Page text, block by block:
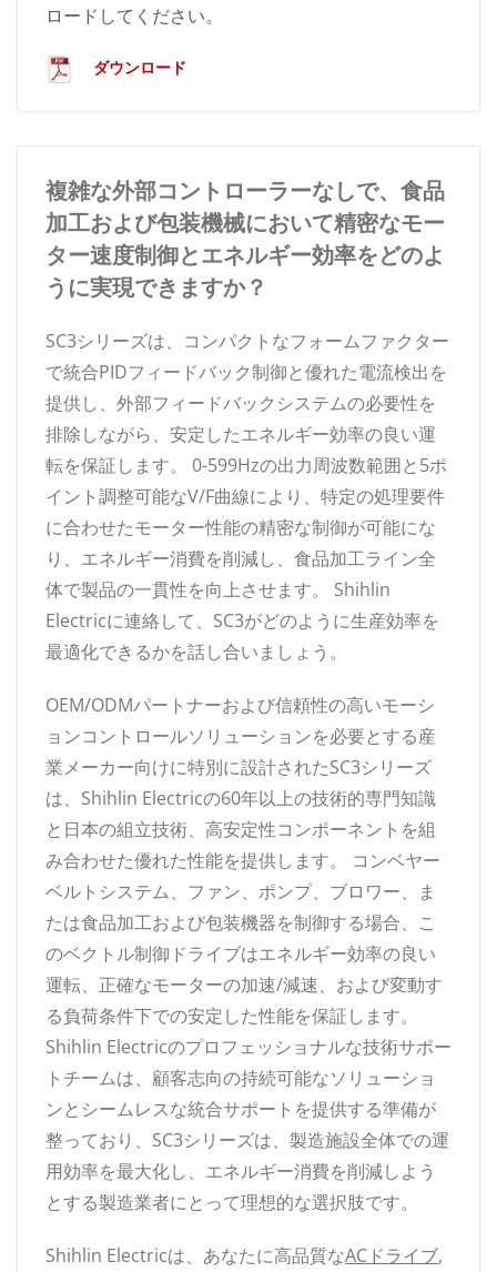
ロードしてください。
ダウンロード
複雑な外部コントローラーなしで、食品
加工および包装機械において精密なモー
ター速度制御とエネルギー効率をどのよ
うに実現できますか？
SC3シリーズは、コンパクトなフォームファクター
で統合PIDフィードバック制御と優れた電流検出を
提供し、外部フィードバックシステムの必要性を
排除しながら、安定したエネルギー効率の良い運
転を保証します。 0-599Hzの出力周波数範囲と5ポ
イント調整可能なV/F曲線により、特定の処理要件
に合わせたモーター性能の精密な制御が可能にな
り、エネルギー消費を削減し、食品加工ライン全
体で製品の一貫性を向上させます。 Shihlin
Electricに連絡して、SC3がどのように生産効率を
最適化できるかを話し合いましょう。
OEM/ODMパートナーおよび信頼性の高いモーシ
ョンコントロールソリューションを必要とする産
業メーカー向けに特別に設計されたSC3シリーズ
は、Shihlin Electricの60年以上の技術的専門知識
と日本の組立技術、高安定性コンポーネントを組
み合わせた優れた性能を提供します。 コンベヤー
ベルトシステム、ファン、ポンプ、ブロワー、ま
たは食品加工および包装機器を制御する場合、こ
のベクトル制御ドライブはエネルギー効率の良い
運転、正確なモーターの加速/減速、および変動す
る負荷条件下での安定した性能を保証します。
Shihlin Electricのプロフェッショナルな技術サポー
トチームは、顧客志向の持続可能なソリューショ
ンとシームレスな統合サポートを提供する準備が
整っており、SC3シリーズは、製造施設全体での運
用効率を最大化し、エネルギー消費を削減しよう
とする製造業者にとって理想的な選択肢です。
Shihlin Electricは、あなたに高品質なACドライブ,